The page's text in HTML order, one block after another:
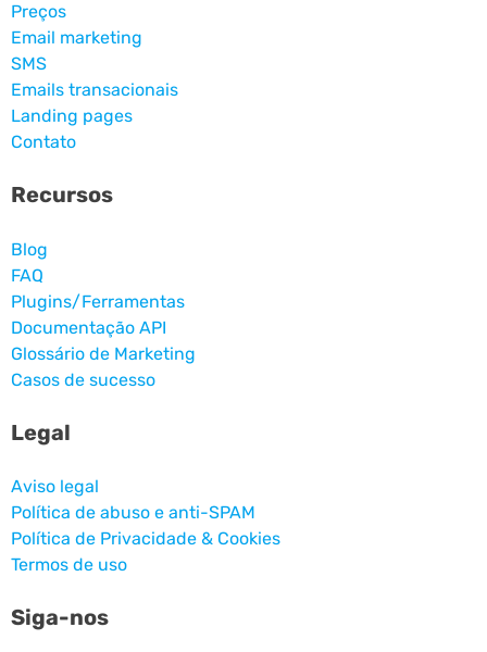
Preços
Email marketing
SMS
Emails transacionais
Landing pages
Contato
Recursos
Blog
FAQ
Plugins/Ferramentas
Documentação API
Glossário de Marketing
Casos de sucesso
Legal
Aviso legal
Política de abuso e anti-SPAM
Política de Privacidade & Cookies
Termos de uso
Siga-nos